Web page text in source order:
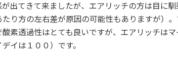
出てきて来ましたが、エアリッチの方は目に
り方の左右差が原因の可能性もありますが）
素透過性はとても良いですが、エアリッチはマ
イは１００）です。